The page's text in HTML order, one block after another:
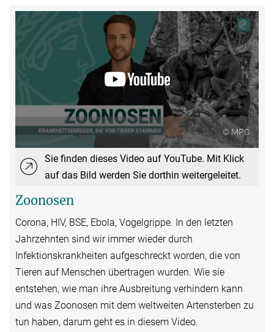
© MPG
Sie finden dieses Video auf YouTube. Mit Klick
auf das Bild werden Sie dorthin weitergeleitet.
Zoonosen
Corona, HIV, BSE, Ebola, Vogelgrippe. In den letzten
Jahrzehnten sind wir immer wieder durch
Infektionskrankheiten aufgeschreckt worden, die von
Tieren auf Menschen übertragen wurden. Wie sie
entstehen, wie man ihre Ausbreitung verhindern kann
und was Zoonosen mit dem weltweiten Artensterben zu
tun haben, darum geht es in diesem Video.